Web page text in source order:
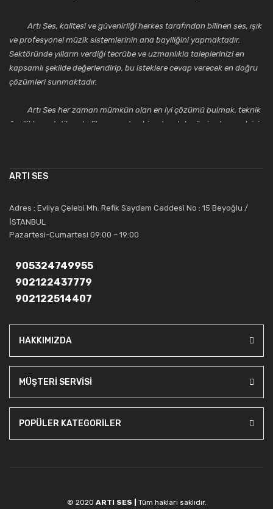
Artı Ses, kalitesi ve güvenirliği herkes tarafından bilinen ses, ışık
ve profesyonel müzik sistemlerinin ana bayiliğini yapmaktadır.
Sektöründe yılların verdiği tecrübe ve uzmanlıkla taleplerinizi en
kapsamlı şekilde değerlendirip, bu isteklere cevap verecek en doğru
çözümleri sunmaktadır.
Artı Ses her zaman mümkün olan en iyi çözümü bulmak, teknik
özellikler, estetik ve kalite açısından bir adım daha ileriye taşımak için
saygıdeğer yerini kazanmıştır.
Artı Ses, güler yüzü ve deneyimi ile bu gün ve gelecekte
güvenebileceğiniz bir tercihtir.
ARTI SES
Adres : Evliya Çelebi Mh. Refik Saydam Caddesi No : 15 Beyoğlu /
İSTANBUL
Pazartesi-Cumartesi 09:00 – 19:00
905324749955
902122437779
902122514407
HAKKIMIZDA
MÜŞTERİ SERVİSİ
POPÜLER KATEGORİLER
© 2020 ARTI SES | Tüm hakları saklıdır.